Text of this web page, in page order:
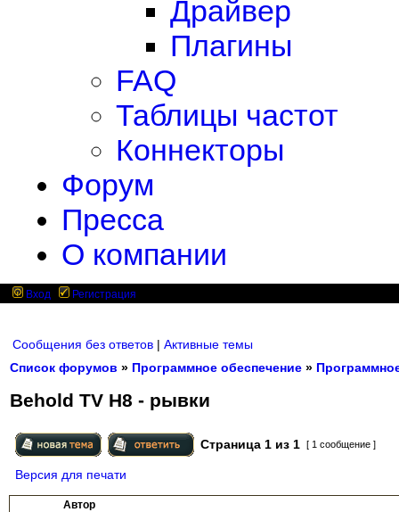
Драйвер
Плагины
FAQ
Таблицы частот
Коннекторы
Форум
Пресса
О компании
Вход Регистрация
Сообщения без ответов | Активные темы
Список форумов » Программное обеспечение »
Behold TV H8 - рывки
Страница 1 из 1 [ 1 сообщение ]
Версия для печати
Автор